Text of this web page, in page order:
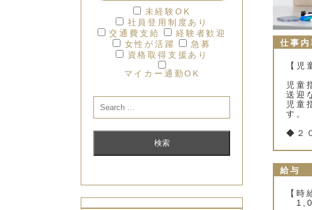
未経験OK
社員登用制度あり
交通費支給
経験者歓迎
女性が活躍
急募
資格取得支援あり
マイカー通勤OK
仕事内
【
児童
送迎
児童
す。
◆２
給与
【時